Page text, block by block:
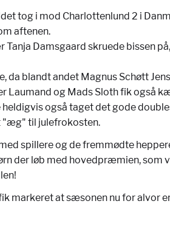
tog i mod Charlottenlund 2 i
aftenen.
Damsgaard skruede bissen
blandt andet Magnus Schøtt
Laumand og Mads Sloth fik også
også taget det gode
"æg" til julefrokosten.
spillere og de fremmødte
der løb med hovedpræmien, som
markeret at sæsonen nu for alvor